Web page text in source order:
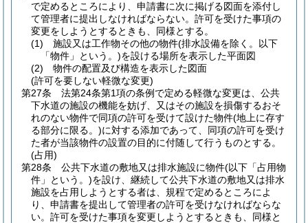
で定めるところにより、申請書に次に掲げる図面を添付し
て管理者に提出しなければならない。 許可を受けた事項の
変更をしようとするときも、同様とする。
(1)
施設又は工作物その他の物件(排水設備を除く。以下
「物件」という。)を設ける場所を表示した平面図
(2)
物件の配置及び構造を表示した図面
(許可を要しない軽微な変更)
第27条
法第24条第1項の条例で定める軽微な変更は、公共
下水道の施設の機能を妨げ、又はその施設を損傷するおそ
れのない物件で同項の許可を受けて設けた物件(地上に存す
る部分に限る。)に対する添加であって、同項の許可を受け
た者が当該物件の設置の目的に付随して行うものとする。
(占用)
第28条
公共下水道の敷地又は排水施設に物件(以下「占用物
件」という。)を設け、継続して公共下水道の敷地又は排水
施設を占用しようとする者は、規程で定めるところによ
り、申請書を提出して管理者の許可を受けなければならな
い。 許可を受けた事項を変更しようとするときも、同様と